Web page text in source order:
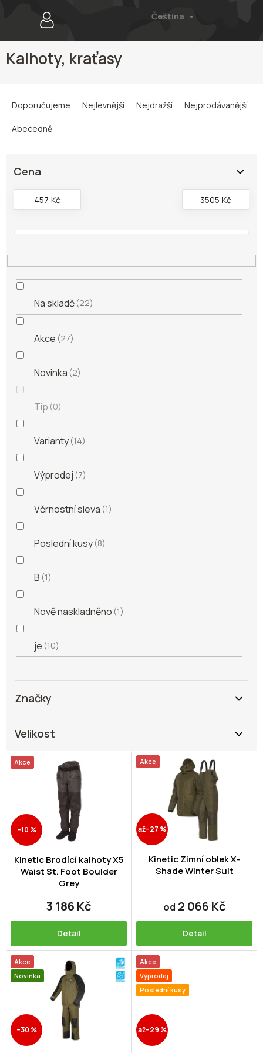
Čeština
Kalhoty, kraťasy
e
ů
Doporučujeme Nejlevnější Nejdražší Nejprodávanější
Abecedně
Cena
457 Kč 3505 Kč
Na skladě 22
Akce 27
Novinka 2
Tip 0
Varianty 14
Výprodej 7
Věrnostní sleva 1
Poslední kusy 8
B 1
Nově naskladněno 1
je 10
Značky
Velikost
V
ý
p
Akce
–10 %
Kinetic Brodící kalhoty X5
Waist St. Foot Boulder
Grey
3 186 Kč
Detail
Akce
až–27 %
Kinetic Zimní oblek X-
Shade Winter Suit
od 2 066 Kč
Detail
Akce
Novinka
–30 %
Akce
Výprodej
Poslední kusy
až–29 %